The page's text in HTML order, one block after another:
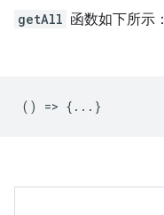
getAll 函数如下所示：
() => {...}